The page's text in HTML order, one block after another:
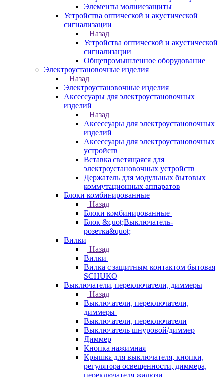
Элементы молниезащиты
Устройства оптической и акустической
сигнализации
Назад
Устройства оптической и акустической
сигнализации
Общепромышленное оборудование
Электроустановочные изделия
Назад
Электроустановочные изделия
Аксессуары для электроустановочных
изделий
Назад
Аксессуары для электроустановочных
изделий
Аксессуары для электроустановочных
устройств
Вставка светящаяся для
электроустановочных устройств
Держатель для модульных бытовых
коммутационных аппаратов
Блоки комбинированные
Назад
Блоки комбинированные
Блок &quot;Выключатель-
розетка&quot;
Вилки
Назад
Вилки
Вилка с защитным контактом бытовая
SCHUKO
Выключатели, переключатели, диммеры
Назад
Выключатели, переключатели,
диммеры
Выключатели, переключатели
Выключатель шнуровой/диммер
Диммер
Кнопка нажимная
Крышка для выключателя, кнопки,
регулятора освещенности, диммера,
переключателя жалюзи